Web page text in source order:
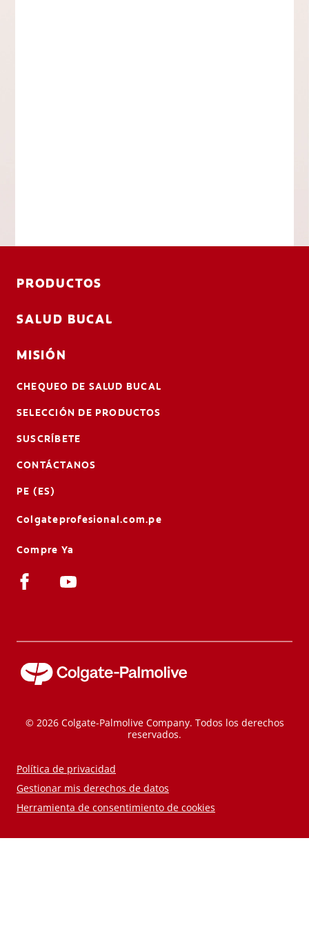
PRODUCTOS
SALUD BUCAL
MISIÓN
CHEQUEO DE SALUD BUCAL
SELECCIÓN DE PRODUCTOS
SUSCRÍBETE
CONTÁCTANOS
PE (ES)
Colgateprofesional.com.pe
Compre Ya
© 2026 Colgate-Palmolive Company. Todos los derechos
reservados.
Política de privacidad
Gestionar mis derechos de datos
Herramienta de consentimiento de cookies